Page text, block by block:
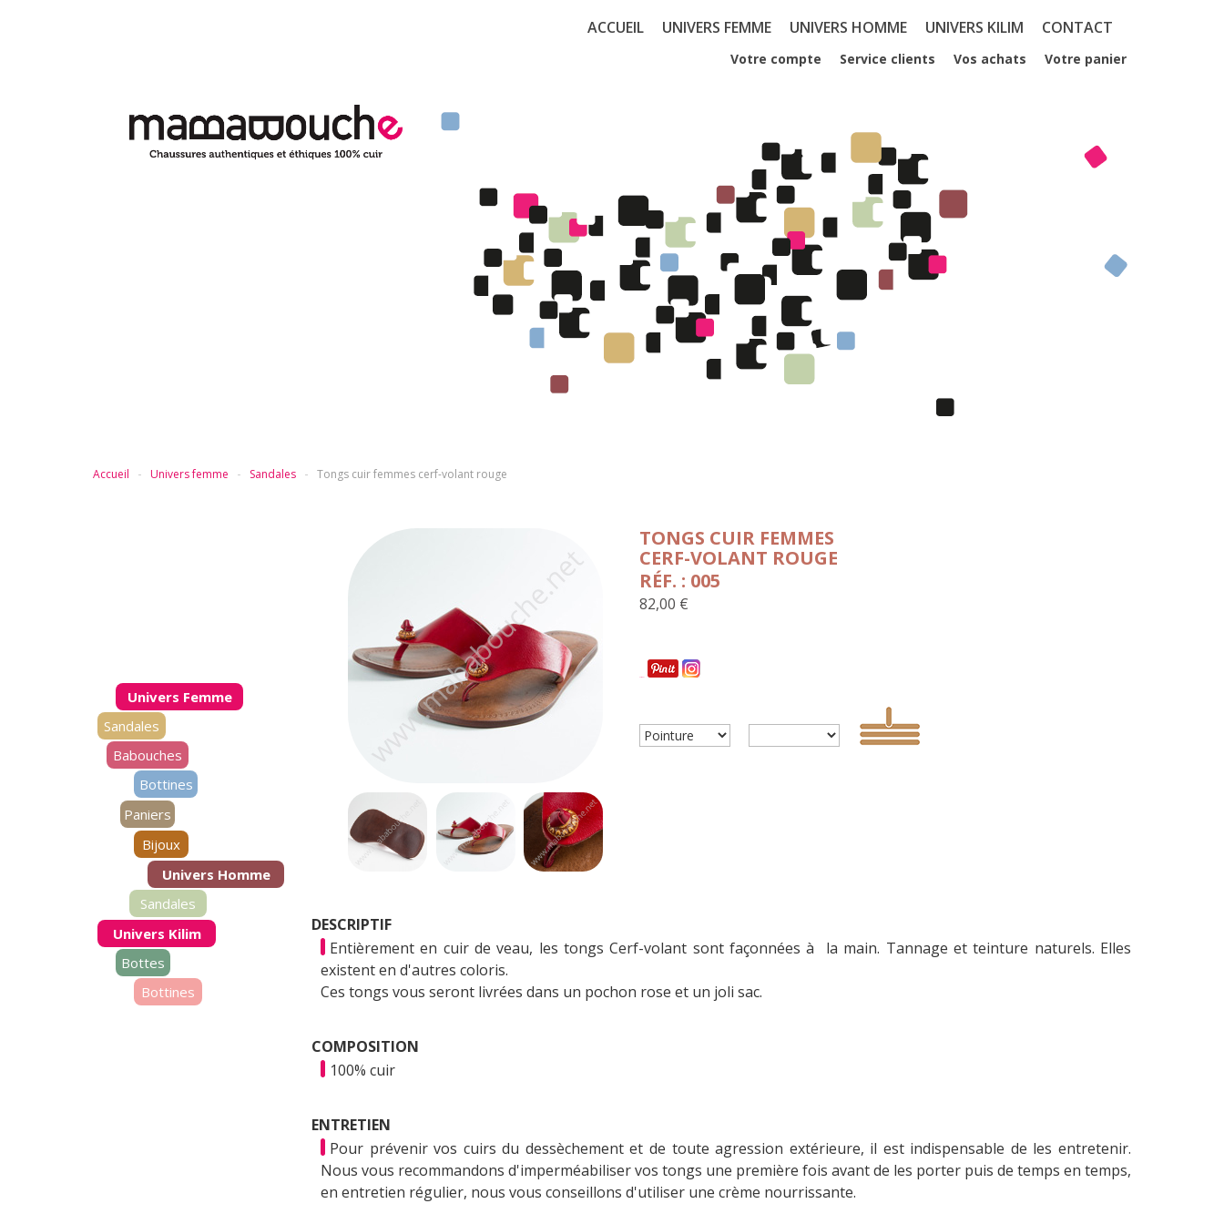
ACCUEIL UNIVERS FEMME UNIVERS HOMME UNIVERS KILIM CONTACT
Votre compte Service clients Vos achats Votre panier
Accueil Univers femme Sandales Tongs cuir femmes cerf-volant rouge
Univers Femme
Sandales
Babouches
Bottines
Paniers
Bijoux
Univers Homme
Sandales
Univers Kilim
Bottes
Bottines
TONGS CUIR FEMMES
CERF-VOLANT ROUGE
RÉF. : 005
82,00 €
DESCRIPTIF
Entièrement en cuir de veau, les tongs Cerf-volant sont façonnées à la main. Tannage et teinture naturels. Elles
existent en d'autres coloris.
Ces tongs vous seront livrées dans un pochon rose et un joli sac.
COMPOSITION
100% cuir
ENTRETIEN
Pour prévenir vos cuirs du dessèchement et de toute agression extérieure, il est indispensable de les entretenir.
Nous vous recommandons d'imperméabiliser vos tongs une première fois avant de les porter puis de temps en temps,
en entretien régulier, nous vous conseillons d'utiliser une crème nourrissante.